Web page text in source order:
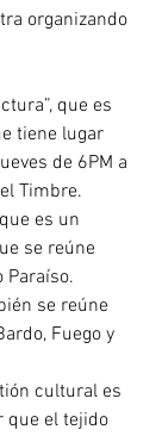
organizando
que es
tiene lugar
de 6PM a
Timbre.
es un
se reúne
Paraíso.
se reúne
Fuego y
cultural es
que el tejido